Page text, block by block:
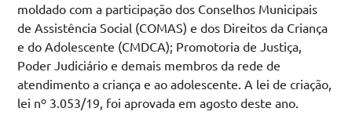
moldado com a participação dos Conselhos Municipais
de Assistência Social (COMAS) e dos Direitos da Criança
e do Adolescente (CMDCA); Promotoria de Justiça,
Poder Judiciário e demais membros da rede de
atendimento a criança e ao adolescente. A lei de criação,
lei nº 3.053/19, foi aprovada em agosto deste ano.